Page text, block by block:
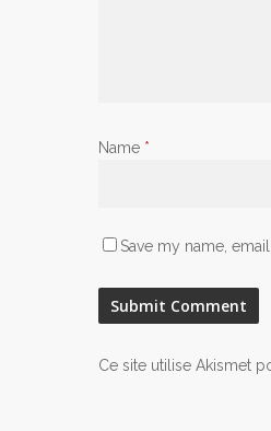
Name *
Save my name,
Ce site utilise Akismet